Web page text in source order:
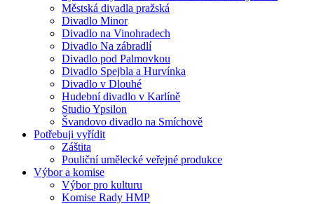
Městská divadla pražská
Divadlo Minor
Divadlo na Vinohradech
Divadlo Na zábradlí
Divadlo pod Palmovkou
Divadlo Spejbla a Hurvínka
Divadlo v Dlouhé
Hudební divadlo v Karlíně
Studio Ypsilon
Švandovo divadlo na Smíchově
Potřebuji vyřídit
Záštita
Pouliční umělecké veřejné produkce
Výbor a komise
Výbor pro kulturu
Komise Rady HMP